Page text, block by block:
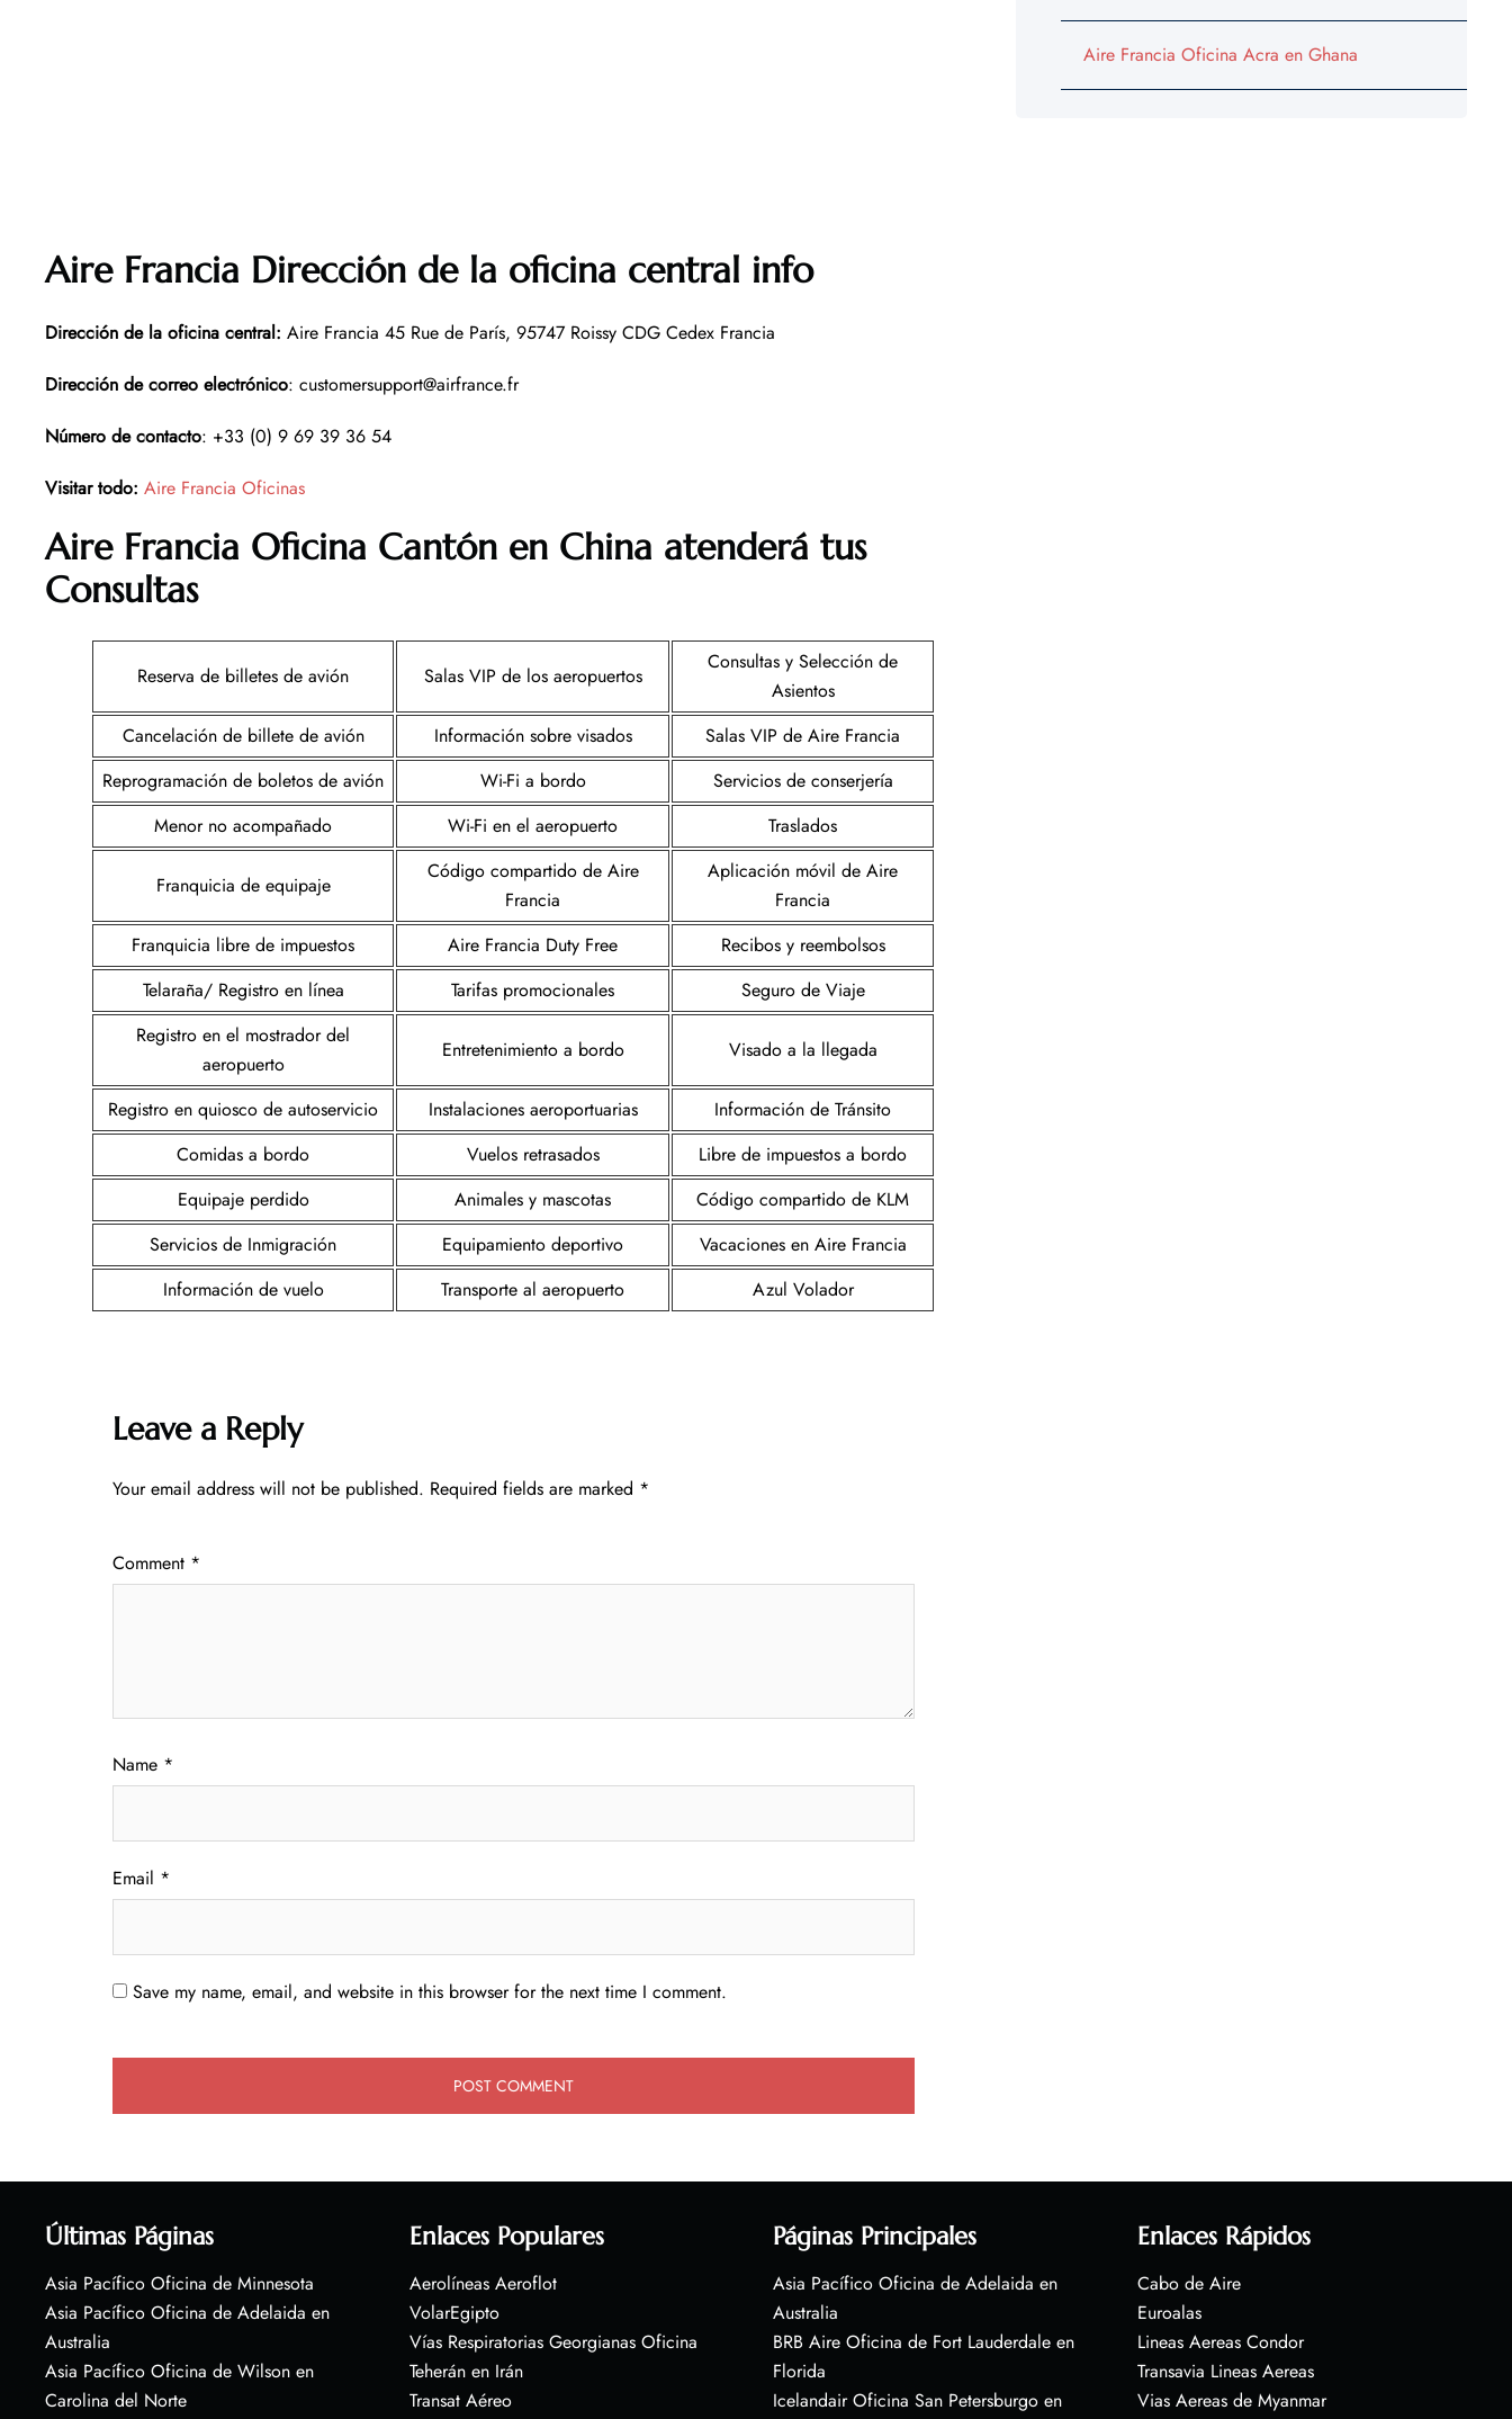
Aire Francia Dirección de la oficina central info
Dirección de la oficina central: Aire Francia 45 Rue de París, 95747 Roissy CDG Cedex Francia
Dirección de correo electrónico: customersupport@airfrance.fr
Número de contacto: +33 (0) 9 69 39 36 54
Visitar todo: Aire Francia Oficinas
Aire Francia Oficina Cantón en China atenderá tus
Consultas
Reserva de billetes de avión Salas VIP de los aeropuertos
Consultas y Selección de
Asientos
Cancelación de billete de avión
Información sobre visados
Salas VIP de Aire Francia
Reprogramación de boletos de avión
Wi-Fi a bordo
Servicios de conserjería
Menor no acompañado
Wi-Fi en el aeropuerto Traslados
Franquicia de equipaje
Código compartido de Aire
Francia
Aplicación móvil de Aire
Francia
Franquicia libre de impuestos
Aire Francia Duty Free
Recibos y reembolsos
Telaraña/ Registro en línea
Tarifas promocionales
Seguro de Viaje
Registro en el mostrador del
aeropuerto
Entretenimiento a bordo Visado a la llegada
Registro en quiosco de autoservicio Instalaciones aeroportuarias
Información de Tránsito
Comidas a bordo
Vuelos retrasados
Libre de impuestos a bordo
Equipaje perdido
Animales y mascotas
Código compartido de KLM
Servicios de Inmigración
Equipamiento deportivo
Vacaciones en Aire Francia
Información de vuelo
Transporte al aeropuerto Azul Volador
Leave a Reply
Your email address will not be published. Required fields are marked *
Comment *
Name *
Email *
Save my name, email, and website in this browser for the next time I comment.
Aire Francia Oficina Acra en Ghana
Últimas Páginas
Asia Pacífico Oficina de Minnesota
Asia Pacífico Oficina de Adelaida en
Australia
Asia Pacífico Oficina de Wilson en
Carolina del Norte
Enlaces Populares
Aerolíneas Aeroflot
VolarEgipto
Vías Respiratorias Georgianas Oficina
Teherán en Irán
Transat Aéreo
Páginas Principales
Asia Pacífico Oficina de Adelaida en
Australia
BRB Aire Oficina de Fort Lauderdale en
Florida
Icelandair Oficina San Petersburgo en
Enlaces Rápidos
Cabo de Aire
Euroalas
Lineas Aereas Condor
Transavia Lineas Aereas
Vias Aereas de Myanmar